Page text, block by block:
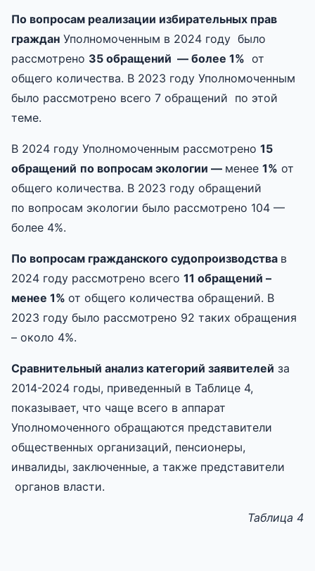
По вопросам реализации избирательных прав
граждан Уполномоченным в 2024 году было
рассмотрено 35 обращений — более 1% от
общего количества. В 2023 году Уполномоченным
было рассмотрено всего 7 обращений по этой
теме.
В 2024 году Уполномоченным рассмотрено 15
обращений по вопросам экологии — менее 1% от
общего количества. В 2023 году обращений
по вопросам экологии было рассмотрено 104 —
более 4%.
По вопросам гражданского судопроизводства в
2024 году рассмотрено всего 11 обращений –
менее 1% от общего количества обращений. В
2023 году было рассмотрено 92 таких обращения
– около 4%.
Сравнительный анализ категорий заявителей за
2014-2024 годы, приведенный в Таблице 4,
показывает, что чаще всего в аппарат
Уполномоченного обращаются представители
общественных организаций, пенсионеры,
инвалиды, заключенные, а также представители
органов власти.
Таблица 4